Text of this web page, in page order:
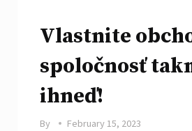
Vlastnite
spoločnosť
ihneď!
By February 15, 2023